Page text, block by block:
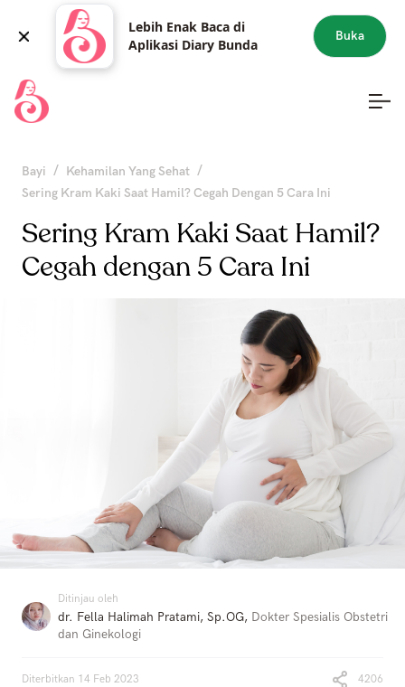
Lebih Enak Baca di
Aplikasi Diary Bunda
Buka
Bayi / Kehamilan Yang Sehat /
Sering Kram Kaki Saat Hamil? Cegah Dengan 5 Cara Ini
Sering Kram Kaki Saat Hamil?
Cegah dengan 5 Cara Ini
Ditinjau oleh
dr. Fella Halimah Pratami, Sp.OG, Dokter Spesialis Obstetri
dan Ginekologi
Diterbitkan 14 Feb 2023 4206